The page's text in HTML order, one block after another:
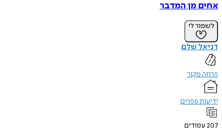
אחים מן המדבר
לשמור לי
דניאל שלם
פרוזה מקור
ידיעות ספרים
207עמודים